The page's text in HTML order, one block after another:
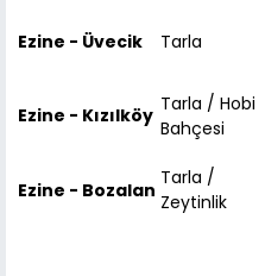
Ezine - Üvecik Tarla
Ezine - Kızılköy Tarla / Hobi
Bahçesi
Ezine - Bozalan
Tarla /
Zeytinlik